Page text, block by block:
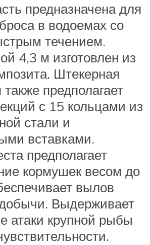
предназначена для
в водоемах со
течением.
4,3 м изготовлен из
Штекерная
также предполагает
с 15 кольцами из
стали и
вставками.
предполагает
кормушек весом до
вылов
Выдерживает
атаки крупной рыбы